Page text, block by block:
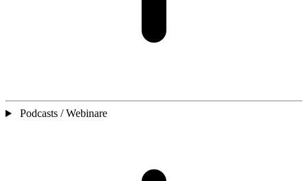
Podcasts / Webinare